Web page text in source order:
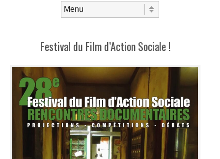
Festival du Film d’Action Sociale !